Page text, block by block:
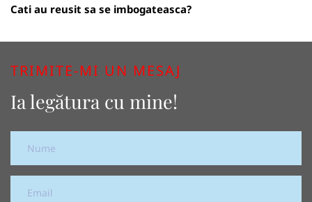
Cati au reusit sa se imbogateasca?
TRIMITE-MI UN MESAJ
Ia legătura cu mine!